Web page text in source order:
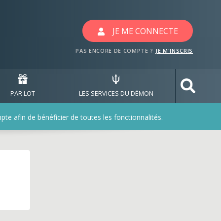
JE ME CONNECTE
PAS ENCORE DE COMPTE ? JE M'INSCRIS
PAR LOT LES SERVICES DU DÉMON
afin de bénéficier de toutes les fonctionnalités.